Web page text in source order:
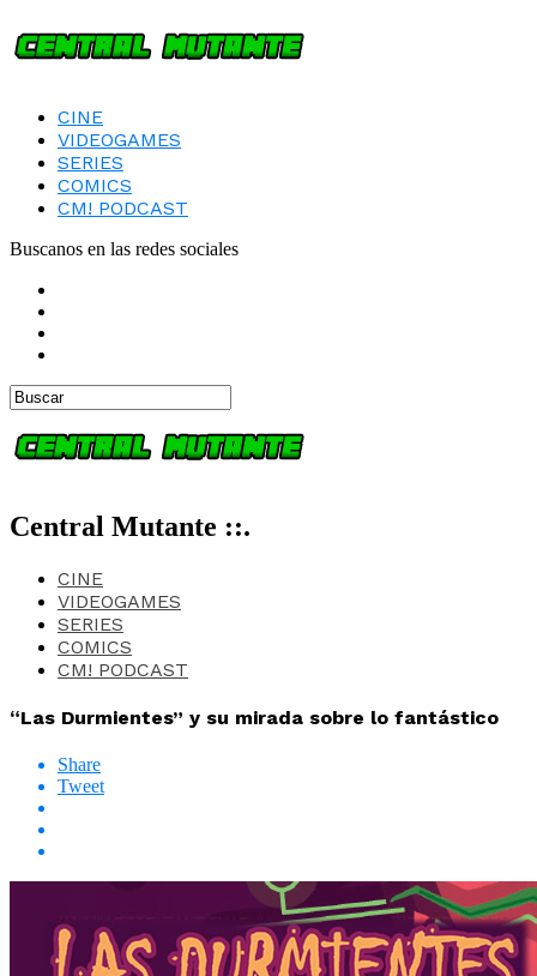
CINE
VIDEOGAMES
SERIES
COMICS
CM! PODCAST
Buscanos en las redes sociales
Central Mutante ::.
CINE
VIDEOGAMES
SERIES
COMICS
CM! PODCAST
“Las Durmientes” y su mirada sobre lo fantástico
Share
Tweet